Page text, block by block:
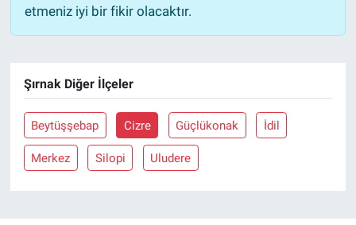
etmeniz iyi bir fikir olacaktır.
Şırnak Diğer İlçeler
Beytüşşebap Cizre Güçlükonak İdil
Merkez Silopi Uludere